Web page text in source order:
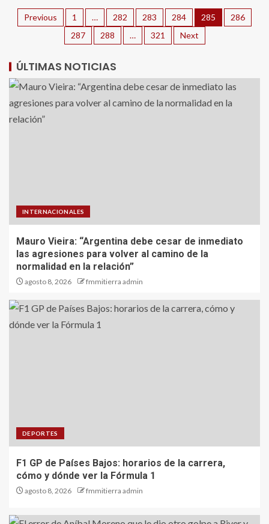
Previous 1 … 282 283 284 285
286
287
288 … 321 Next
ÚLTIMAS NOTICIAS
INTERNACIONALES
Mauro Vieira: “Argentina debe cesar de inmediato
las agresiones para volver al camino de la
normalidad en la relación”
agosto 8, 2026 fmmitierra admin
DEPORTES
F1 GP de Países Bajos: horarios de la carrera,
cómo y dónde ver la Fórmula 1
agosto 8, 2026 fmmitierra admin